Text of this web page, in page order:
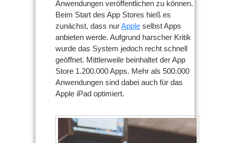
Anwendungen veröffentlichen zu können.
Beim Start des App Stores hieß es
zunächst, dass nurApple selbst Apps
anbieten werde. Aufgrund harscher Kritik
wurde das System jedoch recht schnell
geöffnet. Mittlerweile beinhaltet der App
Store 1.200.000 Apps. Mehr als 500.000
Anwendungen sind dabei auch für das
Apple iPad optimiert.